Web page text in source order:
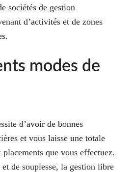
sociétés de gestion
d’activités et de zones
modes de
d’avoir de bonnes
et vous laisse une totale
que vous effectuez.
de souplesse, la gestion libre